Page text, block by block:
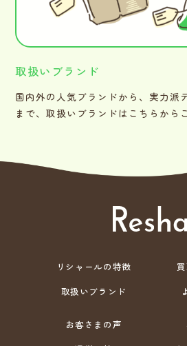
取扱いブランド
国内外の人気ブランドから、実力派
まで、取扱いブランドはこちらから
リシャールの特徴
取扱いブランド
お客さまの声